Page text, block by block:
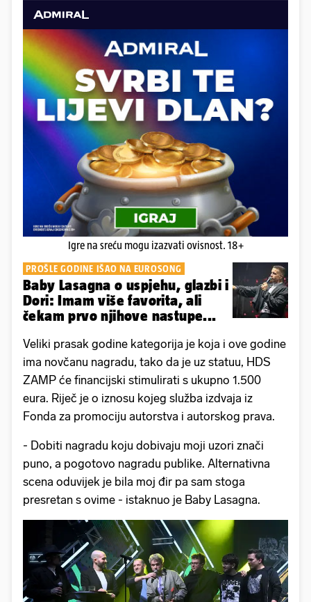
Igre na sreću mogu izazvati ovisnost. 18+
PROŠLE GODINE IŠAO NA EUROSONG
Baby Lasagna o uspjehu, glazbi i
Dori: Imam više favorita, ali
čekam prvo njihove nastupe...
Veliki prasak godine kategorija je koja i ove godine
ima novčanu nagradu, tako da je uz statuu, HDS
ZAMP će financijski stimulirati s ukupno 1.500
eura. Riječ je o iznosu kojeg služba izdvaja iz
Fonda za promociju autorstva i autorskog prava.
- Dobiti nagradu koju dobivaju moji uzori znači
puno, a pogotovo nagradu publike. Alternativna
scena oduvijek je bila moj đir pa sam stoga
presretan s ovime - istaknuo je Baby Lasagna.